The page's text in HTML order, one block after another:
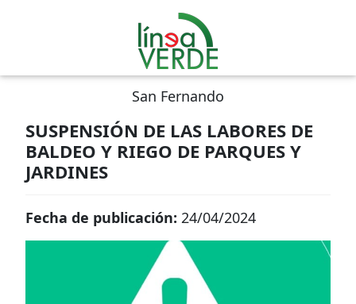
San Fernando
SUSPENSIÓN DE LAS LABORES DE
BALDEO Y RIEGO DE PARQUES Y
JARDINES
Fecha de publicación: 24/04/2024